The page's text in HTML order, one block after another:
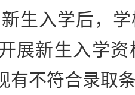
入学后，学
展新生入学
有不符合录取